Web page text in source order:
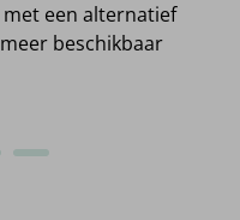
een alternatief
beschikbaar